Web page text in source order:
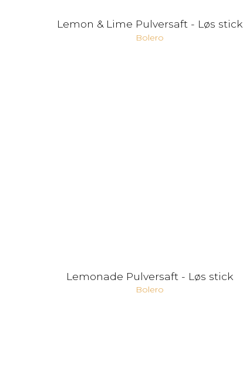
Lemon & Lime Pulversaft - Løs stick
Bolero
Lemonade Pulversaft - Løs stick
Bolero